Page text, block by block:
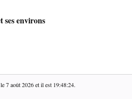
ses environs
7 août 2026et il est 19:48:25.